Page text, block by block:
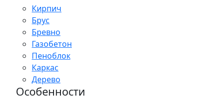
Кирпич
Брус
Бревно
Газобетон
Пеноблок
Каркас
Дерево
Особенности